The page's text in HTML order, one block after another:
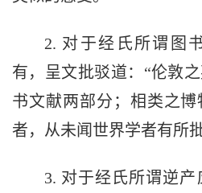
2. 对于经氏所谓图
有，呈文批驳道：“伦敦
书文献两部分；相类之
者，从未闻世界学者有所
3. 对于经氏所谓逆